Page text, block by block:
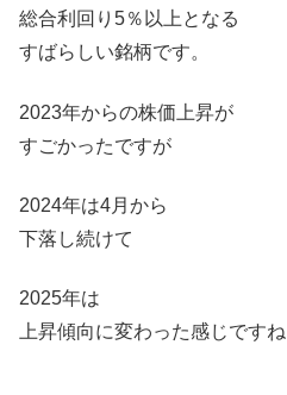
総合利回り5％以上となる
すばらしい銘柄です。
2023年からの株価上昇が
すごかったですが
2024年は4月から
下落し続けて
2025年は
上昇傾向に変わった感じですね